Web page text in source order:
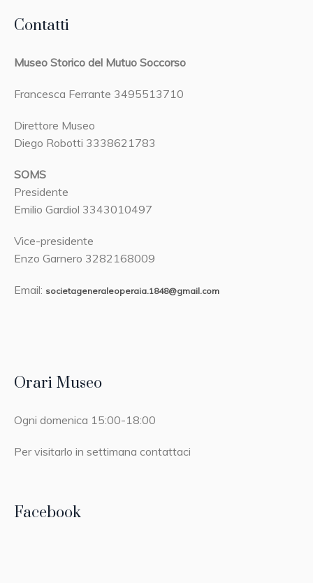
Contatti
Museo Storico del Mutuo Soccorso
Francesca Ferrante 3495513710
Direttore Museo
Diego Robotti 3338621783
SOMS
Presidente
Emilio Gardiol 3343010497
Vice-presidente
Enzo Garnero 3282168009
Email: societageneraleoperaia.1848@gmail.com
Orari Museo
Ogni domenica 15:00-18:00
Per visitarlo in settimana contattaci
Facebook